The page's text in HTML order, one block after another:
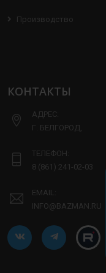
Производство
КОНТАКТЫ
АДРЕС:
Г. БЕЛГОРОД,
ТЕЛЕФОН:
8 (861) 241-02-03
EMAIL:
INFO@BAZMAN.RU